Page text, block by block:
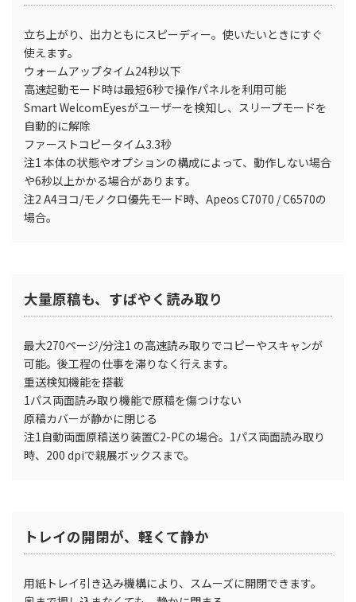
立ち上がり、出力ともにスピーディー。使いたいときにすぐ
使えます。
ウォームアップタイム24秒以下
高速起動モード時は最短6秒で操作パネルを利用可能
Smart WelcomEyesがユーザーを検知し、スリープモードを
自動的に解除
ファーストコピータイム3.3秒
注1 本体の状態やオプションの構成によって、動作しない場合
や6秒以上かかる場合があります。
注2 A4ヨコ/モノクロ優先モード時、Apeos C7070 / C6570の
場合。
大量原稿も、すばやく読み取り
最大270ページ/分注1 の高速読み取りでコピーやスキャンが
可能。後工程の仕事を滞りなく行えます。
重送検知機能を搭載
1パス両面読み取り機能で原稿を傷つけない
原稿カバーが静かに閉じる
注1自動両面原稿送り装置C2-PCの場合。1パス両面読み取り
時、200 dpiで親展ボックスまで。
トレイの開閉が、軽くて静か
用紙トレイ引き込み機構により、スムーズに開閉できます。